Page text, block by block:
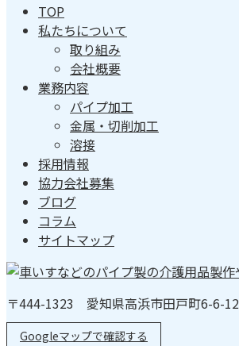
TOP
私たちについて
取り組み
会社概要
業務内容
パイプ加工
金属・切削加工
溶接
採用情報
協力会社募集
ブログ
コラム
サイトマップ
〒444-1323 愛知県高浜市田戸町6-6-12
Googleマップで確認する